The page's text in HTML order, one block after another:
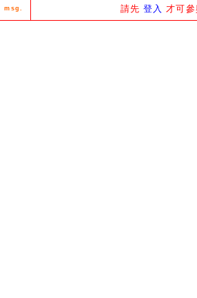
msg. 請先 登入 才可參